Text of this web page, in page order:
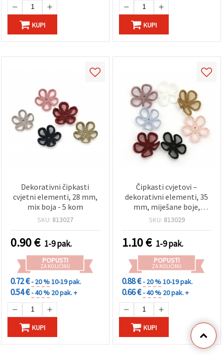
KUPI KUPI
Dekorativni čipkasti
cvjetni elementi, 28 mm,
mix boja - 5 kom
SKU: 813027
0.90€ 1-9 pak.
POPUSTI
ZA KOLIČINU
0.72 €- 20 %10-19 pak.
0.54 €- 40 % 20 pak. +
KUPI
Čipkasti cvjetovi –
dekorativni elementi, 35
mm, miješane boje,
pakiranje 5 kom.
SKU: 813029
1.10€ 1-9 pak.
POPUSTI
ZA KOLIČINU
0.88 €- 20 %10-19 pak.
0.66 €- 40 % 20 pak. +
KUPI